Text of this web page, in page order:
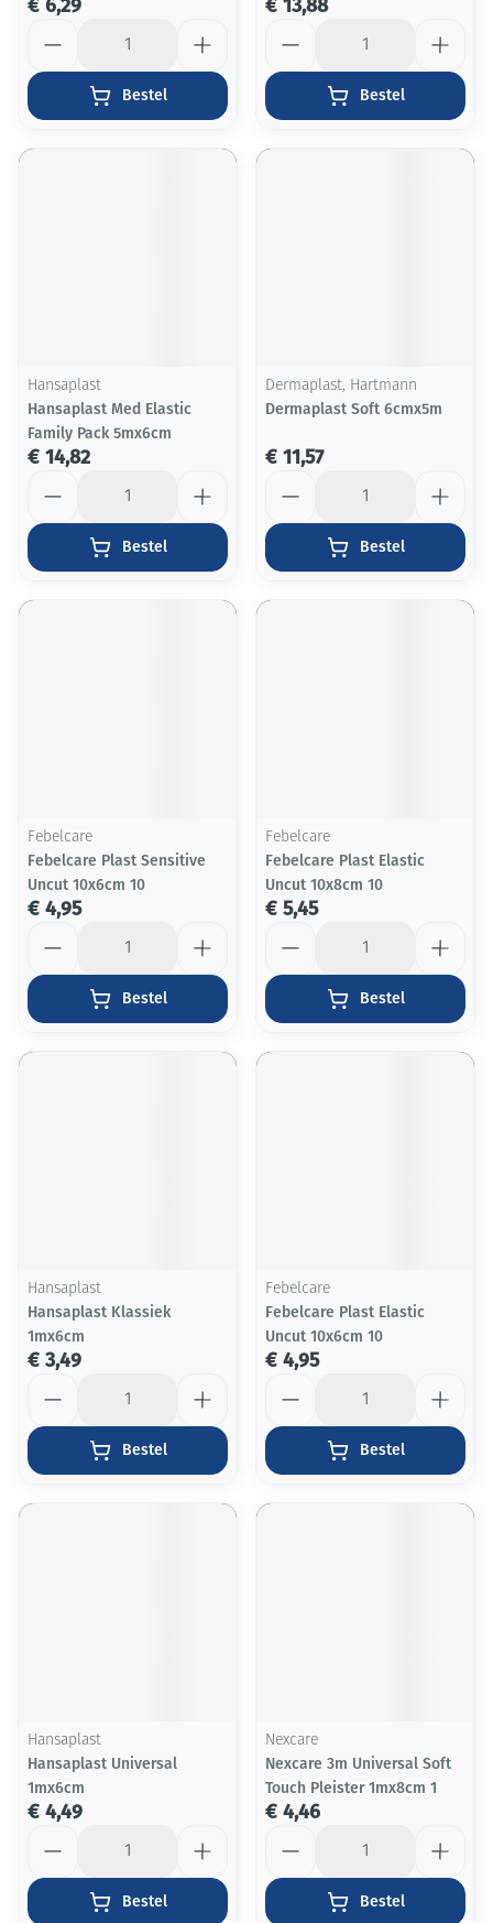
€ 6,29
Bestel
€ 13,88
Bestel
Hansaplast
Hansaplast Med Elastic
Family Pack 5mx6cm
€ 14,82
Bestel
Dermaplast, Hartmann
Dermaplast Soft 6cmx5m
€ 11,57
Bestel
Febelcare
Febelcare Plast Sensitive
Uncut 10x6cm 10
€ 4,95
Bestel
Febelcare
Febelcare Plast Elastic
Uncut 10x8cm 10
€ 5,45
Bestel
Hansaplast
Hansaplast Klassiek
1mx6cm
€ 3,49
Bestel
Febelcare
Febelcare Plast Elastic
Uncut 10x6cm 10
€ 4,95
Bestel
Hansaplast
Hansaplast Universal
1mx6cm
€ 4,49
Bestel
Nexcare
Nexcare 3m Universal Soft
Touch Pleister 1mx8cm 1
€ 4,46
Bestel